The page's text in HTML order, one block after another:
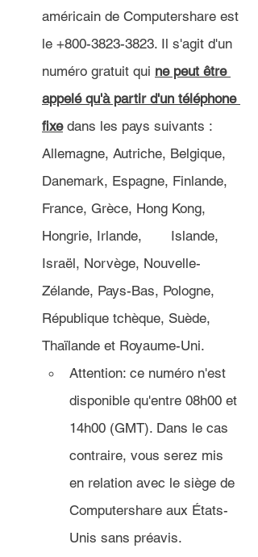
américain de Computershare est
le +800-3823-3823. Il s'agit d'un
numéro gratuit qui ne peut être
appelé qu'à partir d'un téléphone
fixe dans les pays suivants :
Allemagne, Autriche, Belgique,
Danemark, Espagne, Finlande,
France, Grèce, Hong Kong,
Hongrie, Irlande, 	Islande,
Israël, Norvège, Nouvelle-
Zélande, Pays-Bas, Pologne,
République tchèque, Suède,
Thaïlande et Royaume-Uni.
Attention: ce numéro n'est
disponible qu'entre 08h00 et
14h00 (GMT). Dans le cas
contraire, vous serez mis
en relation avec le siège de
Computershare aux États-
Unis sans préavis.